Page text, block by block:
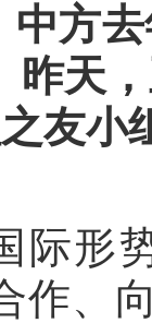
中方
昨天
友小
际形
作、